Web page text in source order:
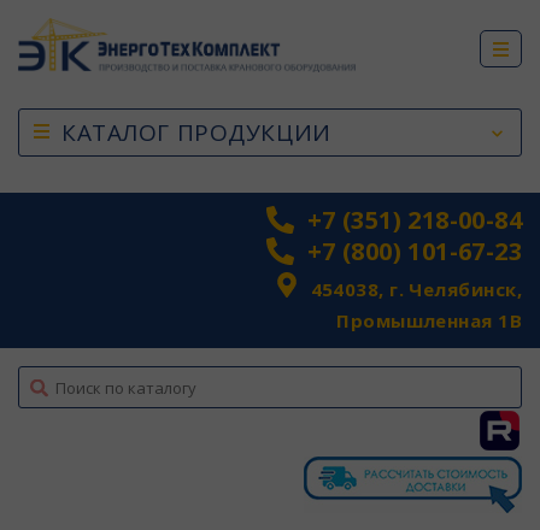
КАТАЛОГ ПРОДУКЦИИ
+7 (351) 218-00-84
+7 (800) 101-67-23
454038, г. Челябинск,
Промышленная 1В
top